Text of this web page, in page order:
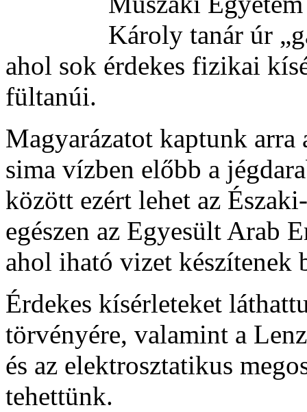
Károly tanár úr
ahol sok érdekes fizikai
fültanúi.
Magyarázatot kaptunk
sima vízben előbb a
között ezért lehet az
egészen az Egyesült Arab
ahol iható vizet készítenek
Érdekes kísérleteket
törvényére, valamint a
és az elektrosztatikus
tehettünk.